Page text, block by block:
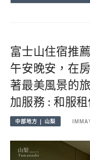
富士山住宿推
午安晚安，在
著最美風景的
加服務 : 和服
中部地方 | 山梨